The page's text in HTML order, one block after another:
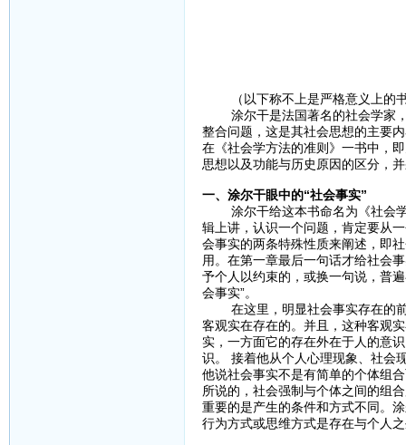
（以下称不上是严格意义上的书
涂尔干是法国著名的社会学家，
整合问题，这是其社会思想的主要
在《社会学方法的准则》一书中，
思想以及功能与历史原因的区分，
一、涂尔干眼中的“社会事实”
涂尔干给这本书命名为《社会学
辑上讲，认识一个问题，肯定要从
会事实的两条特殊性质来阐述，即
用。在第一章最后一句话才给社会
予个人以约束的，或换一句说，普
会事实”。
在这里，明显社会事实存在的前
客观实在存在的。并且，这种客观
实，一方面它的存在外在于人的意
识。 接着他从个人心理现象、社会
他说社会事实不是有简单的个体组
所说的，社会强制与个体之间的组
重要的是产生的条件和方式不同。
行为方式或思维方式是存在与个人